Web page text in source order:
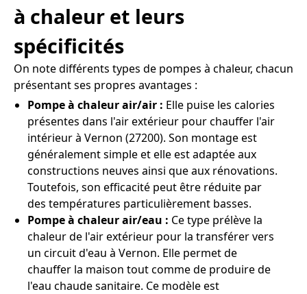
à chaleur et leurs
spécificités
On note différents types de pompes à chaleur, chacun
présentant ses propres avantages :
Pompe à chaleur air/air : Elle puise les calories
présentes dans l'air extérieur pour chauffer l'air
intérieur à Vernon (27200). Son montage est
généralement simple et elle est adaptée aux
constructions neuves ainsi que aux rénovations.
Toutefois, son efficacité peut être réduite par
des températures particulièrement basses.
Pompe à chaleur air/eau : Ce type prélève la
chaleur de l'air extérieur pour la transférer vers
un circuit d'eau à Vernon. Elle permet de
chauffer la maison tout comme de produire de
l'eau chaude sanitaire. Ce modèle est